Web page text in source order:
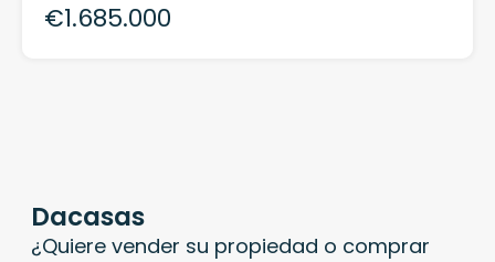
€1.685.000
Dacasas
¿Quiere vender su propiedad o comprar